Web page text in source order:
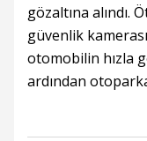
gözaltına alındı.
güvenlik
otomobilin hızla
ardından